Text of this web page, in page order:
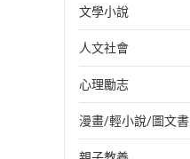
投資理財
經濟/趨勢
財務/金融
管理/領導
文學小說
歐美文學
日本文學
韓國文學
人文社會
國際關係
政治
心理勵志
心靈成長/情緒
漫畫/輕小說/圖文書